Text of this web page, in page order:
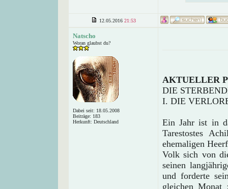
12.05.2016 21:53
Natscho
Woran glaubst du?
Dabei seit: 18.05.2008
Beiträge: 183
Herkunft: Deutschland
AKTUELLER
DIE
I. DIE
Ein Jahr ist in
Tarestostes
ehemaligen
Volk sich von
seinen
und forderte
gleichen Monat